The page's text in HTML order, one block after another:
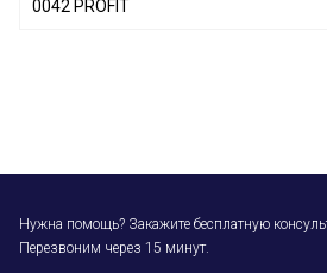
0042 PROFIT
Нужна помощь? Закажите бесплатную
Перезвоним через 15 минут.